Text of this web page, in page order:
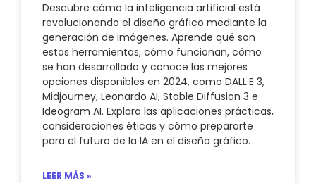
Descubre cómo la inteligencia artificial está
revolucionando el diseño gráfico mediante la
generación de imágenes. Aprende qué son
estas herramientas, cómo funcionan, cómo
se han desarrollado y conoce las mejores
opciones disponibles en 2024, como DALL·E 3,
Midjourney, Leonardo AI, Stable Diffusion 3 e
Ideogram AI. Explora las aplicaciones prácticas,
consideraciones éticas y cómo prepararte
para el futuro de la IA en el diseño gráfico.
LEER MÁS »